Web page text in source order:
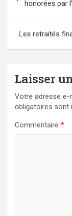
l’article
honorées par
Les retraités
Laisser
Votre adresse e-
obligatoires sont
Commentaire *